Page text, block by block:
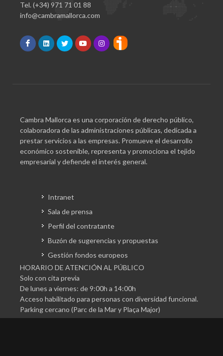
Tel. (+34) 971 71 01 88
info@cambramallorca.com
Cambra Mallorca es una corporación de derecho público,
colaboradora de las administraciones públicas, dedicada a
prestar servicios a las empresas. Promueve el desarrollo
económico sostenible, representa y promociona el tejido
empresarial y defiende el interés general.
Intranet
Sala de prensa
Perfil del contratante
Buzón de sugerencias y propuestas
Gestión fondos europeos
HORARIO DE ATENCIÓN AL PÚBLICO
Solo con cita previa
De lunes a viernes: de 9:00h a 14:00h
Acceso habilitado para personas con diversidad funcional.
Parking cercano (Parc de la Mar y Plaça Major)